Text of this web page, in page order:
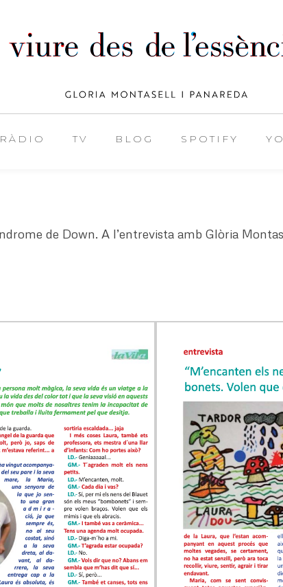
RÀDIO TV BLOG SPOTIFY
de Down. A l’entrevista amb Glòria